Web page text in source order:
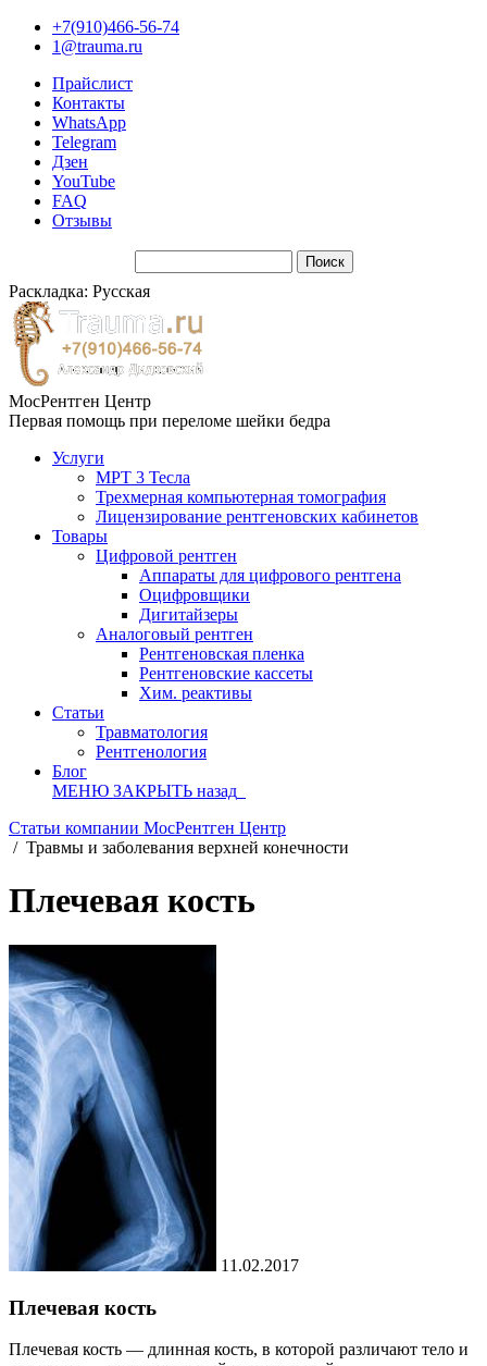
+7(910)466-56-74
1@trauma.ru
Прайслист
Контакты
WhatsApp
Telegram
Дзен
YouTube
FAQ
Отзывы
Раскладка: Русская
МосРентген Центр
Первая помощь при переломе шейки бедра
Услуги
МРТ 3 Тесла
Трехмерная компьютерная томография
Лицензирование рентгеновских кабинетов
Товары
Цифровой рентген
Аппараты для цифрового рентгена
Оцифровщики
Дигитайзеры
Аналоговый рентген
Рентгеновская пленка
Рентгеновские кассеты
Хим. реактивы
Статьи
Травматология
Рентгенология
Блог
МЕНЮ ЗАКРЫТЬ назад
Статьи компании МосРентген Центр
/ Травмы и заболевания верхней конечности
Плечевая кость
11.02.2017
Плечевая кость
Плечевая кость — длинная кость, в которой различают тело и